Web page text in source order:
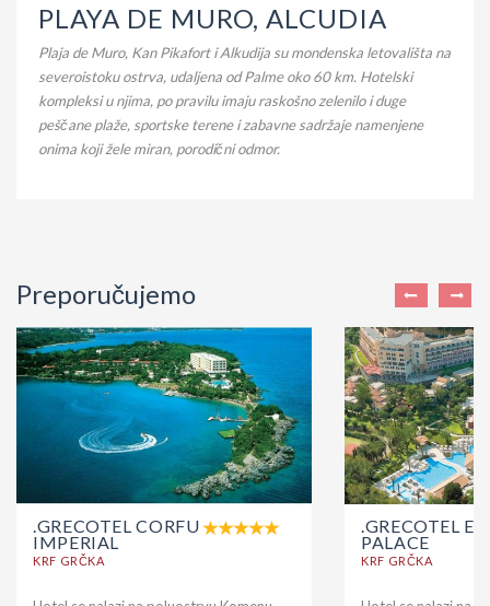
PLAYA DE MURO, ALCUDIA
Plaja de Muro, Kan Pikafort i Alkudija su mondenska letovališta na
severoistoku ostrva, udaljena od Palme oko 60 km. Hotelski
kompleksi u njima, po pravilu imaju raskošno zelenilo i duge
peščane plaže, sportske terene i zabavne sadržaje namenjene
onima koji žele miran, porodični odmor.
Preporučujemo
.GRECOTEL CORFU
IMPERIAL
KRF GRČKA
.GRECOTEL
PALACE
KRF GRČKA